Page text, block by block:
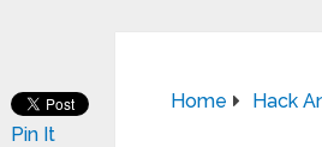
Home Hack
Pin It